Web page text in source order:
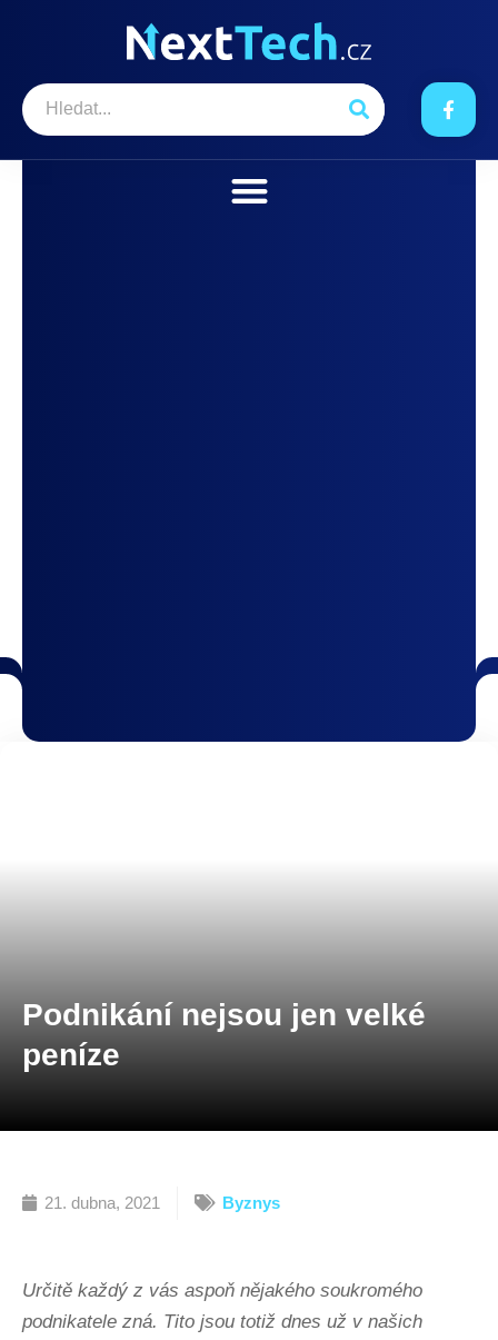
Podnikání nejsou jen velké
peníze
21. dubna, 2021 Byznys
Určitě každý z vás aspoň nějakého soukromého
podnikatele zná. Tito jsou totiž dnes už v našich